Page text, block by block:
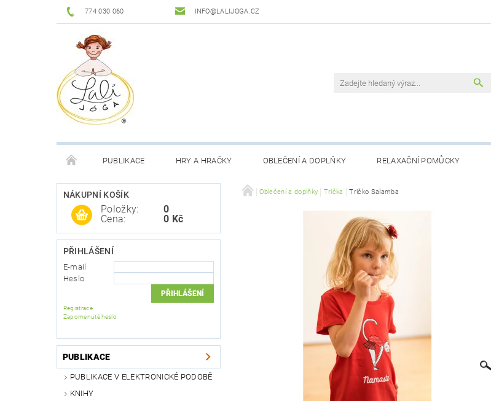
774 030 060 INFO@LALIJOGA.CZ
PUBLIKACE HRY A HRAČKY OBLEČENÍ A DOPLŇKY RELAXAČNÍ POMŮCKY
VŠE O NÁKUPU
NÁKUPNÍ KOŠÍK
Položky:
Cena:
0
0 Kč
PŘIHLÁŠENÍ
E-mail
Heslo
Registrace
Zapomenuté heslo
PUBLIKACE
PUBLIKACE V ELEKTRONICKÉ PODOBĚ
KNIHY
Oblečení a doplňky Trička Tričko Salamba